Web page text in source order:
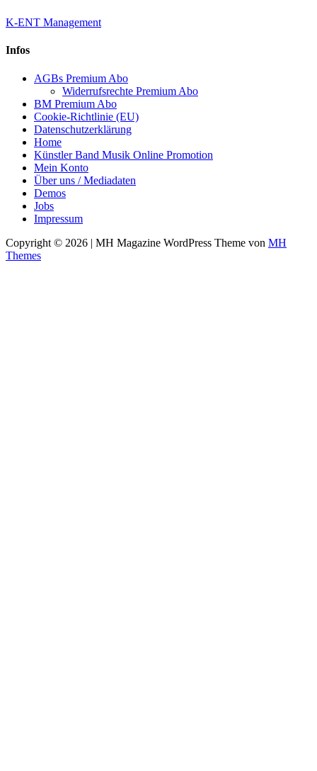
K-ENT Management
Infos
AGBs Premium Abo
Widerrufsrechte Premium Abo
BM Premium Abo
Cookie-Richtlinie (EU)
Datenschutzerklärung
Home
Künstler Band Musik Online Promotion
Mein Konto
Über uns / Mediadaten
Demos
Jobs
Impressum
Copyright © 2026 | MH Magazine WordPress Theme von MH
Themes